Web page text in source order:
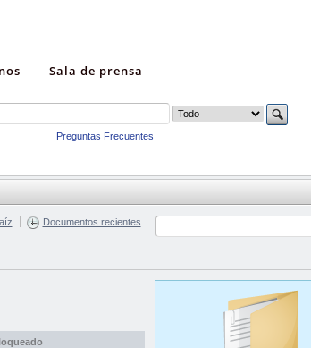
Sala de prensa
Preguntas Frecuentes
Documentos recientes